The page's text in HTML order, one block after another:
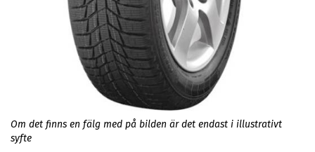
Om det finns en fälg med på bilden är det endast i illustrativt
syfte